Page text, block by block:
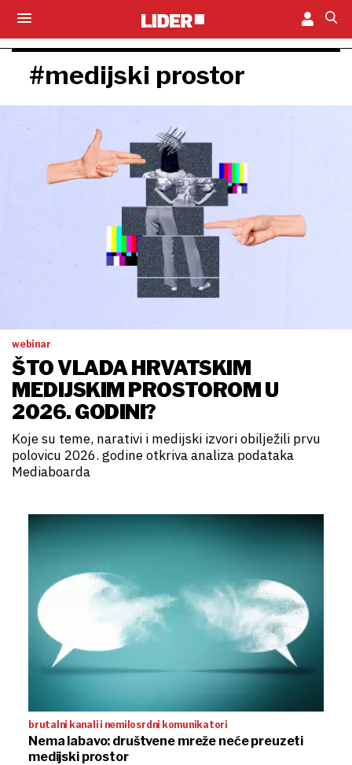
#medijski prostor
webinar
ŠTO VLADA HRVATSKIM
MEDIJSKIM PROSTOROM U
2026. GODINI?
Koje su teme, narativi i medijski izvori obilježili prvu
polovicu 2026. godine otkriva analiza podataka
Mediaboarda
brutalni kanali i nemilosrdni komunikatori
Nema labavo: društvene mreže neće preuzeti
medijski prostor